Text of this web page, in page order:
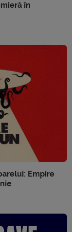
în
Empire